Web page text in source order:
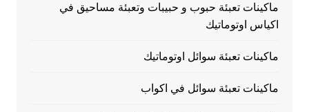
ماكينات تعبئة حبوب و حبيبات وتعبئة مساحيق في
اكياس اوتوماتيك
ماكينات تعبئة سوائل اوتوماتيك
ماكينات تعبئة سوائل في اكواب